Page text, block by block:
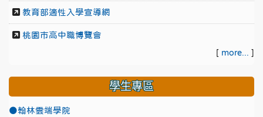
教育部適性入學宣導網
桃園市高中職博覽會
[ more... ]
學生專區
●翰林雲端學院